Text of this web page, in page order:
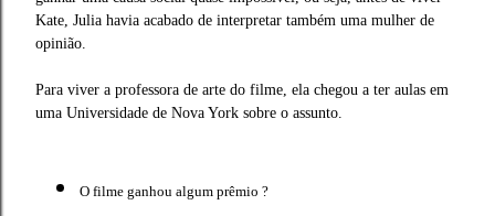
Kate, Julia havia acabado de interpretar também uma mulher de
opinião.
Para viver a professora de arte do filme, ela chegou a ter aulas em
uma Universidade de Nova York sobre o assunto.
O filme ganhou algum prêmio ?